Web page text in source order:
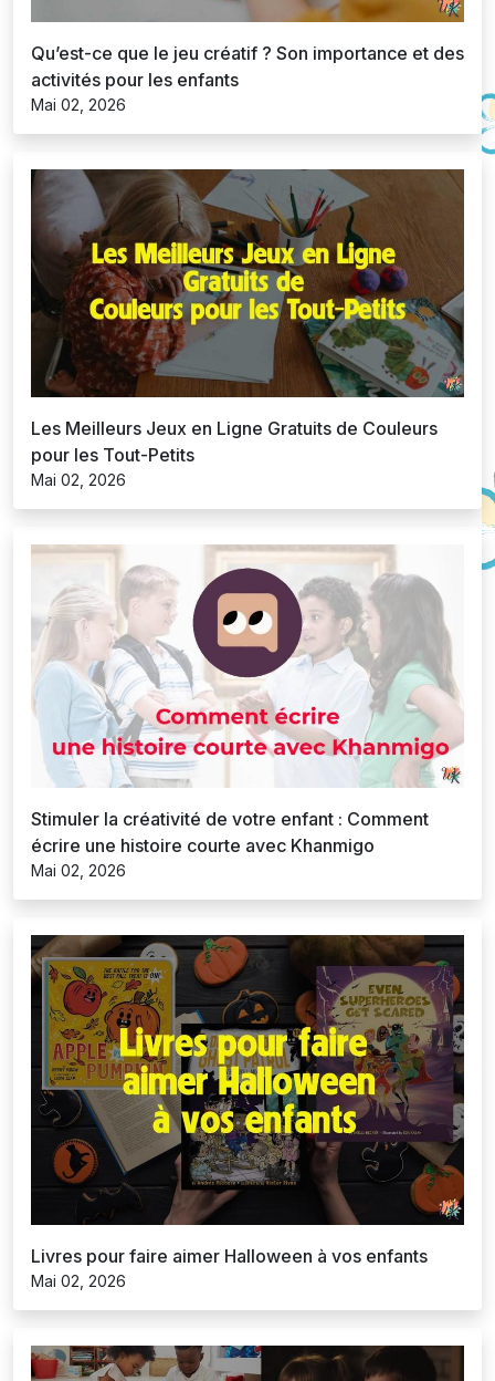
Qu’est-ce que le jeu créatif ? Son importance et des
activités pour les enfants
Mai 02, 2026
Les Meilleurs Jeux en Ligne Gratuits de Couleurs
pour les Tout-Petits
Mai 02, 2026
Stimuler la créativité de votre enfant : Comment
écrire une histoire courte avec Khanmigo
Mai 02, 2026
Livres pour faire aimer Halloween à vos enfants
Mai 02, 2026